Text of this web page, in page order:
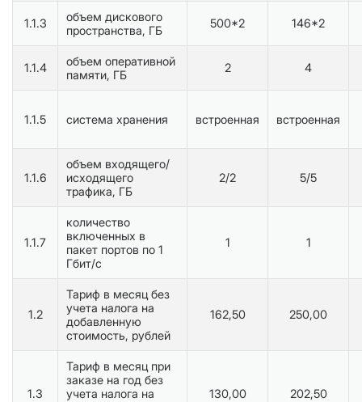
1.1.3
объем дискового
пространства, ГБ
500*2 146*2
1.1.4
объем оперативной
памяти, ГБ
2 4
1.1.5 система хранения встроенная встроенная
1.1.6
объем входящего/
исходящего
трафика, ГБ
2/2 5/5
1.1.7
количество
включенных в
пакет портов по 1
Гбит/с
1 1
1.2
Тариф в месяц без
учета налога на
добавленную
стоимость, рублей
162,50 250,00
1.3
Тариф в месяц при
заказе на год без
учета налога на
130,00 202,50